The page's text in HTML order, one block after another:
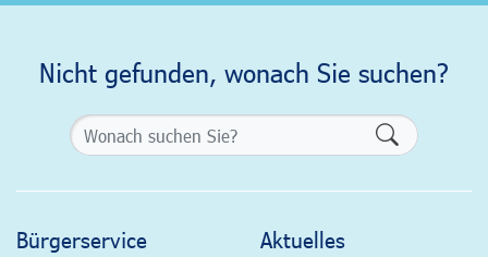
Nicht gefunden, wonach Sie suchen?
Bürgerservice Aktuelles